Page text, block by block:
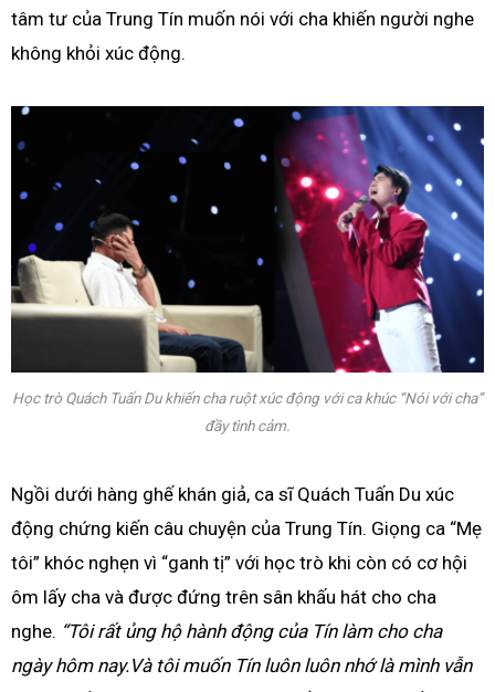
tâm tư của Trung Tín muốn nói với cha khiến người nghe
không khỏi xúc động.
Học trò Quách Tuấn Du khiến cha ruột xúc động với ca khúc “Nói với cha”
đầy tình cảm.
Ngồi dưới hàng ghế khán giả, ca sĩ Quách Tuấn Du xúc
động chứng kiến câu chuyện của Trung Tín. Giọng ca “Mẹ
tôi” khóc nghẹn vì “ganh tị” với học trò khi còn có cơ hội
ôm lấy cha và được đứng trên sân khấu hát cho cha
nghe. “Tôi rất ủng hộ hành động của Tín làm cho cha
ngày hôm nay.Và tôi muốn Tín luôn luôn nhớ là mình vẫn